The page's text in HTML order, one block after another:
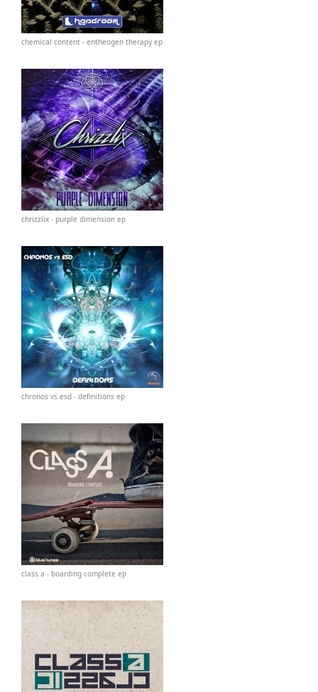
chemical content - entheogen therapy ep
chrizzlix - purple dimension ep
chronos vs esd - definitions ep
class a - boarding complete ep